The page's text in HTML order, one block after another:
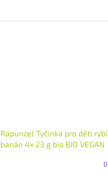
Rapunzel Tyčinka pro děti
banán 4x 23 g bio BIO VEGAN